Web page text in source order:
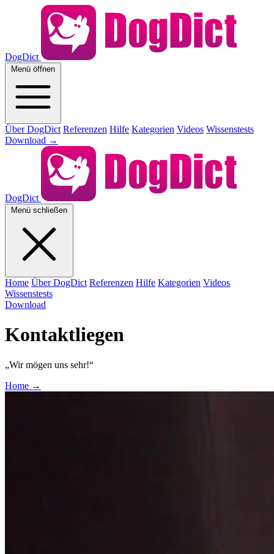
DogDict
Menü öffnen
Über DogDict Referenzen Hilfe Kategorien Videos Wissenstests
Download →
DogDict
Menü schließen
Home Über DogDict Referenzen Hilfe Kategorien Videos
Wissenstests
Download
Kontaktliegen
„Wir mögen uns sehr!“
Home →